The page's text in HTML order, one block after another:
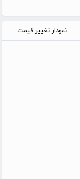
نمودار تغییر قیمت